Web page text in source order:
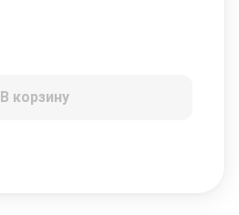
В корзину